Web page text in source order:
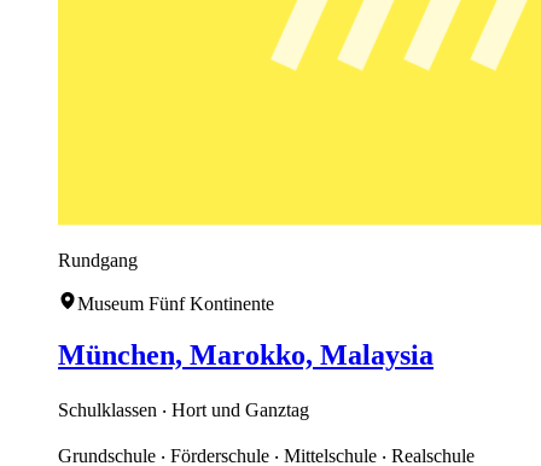
Rundgang
Museum Fünf Kontinente
München, Marokko, Malaysia
Schulklassen ‧ Hort und Ganztag
Grundschule ‧ Förderschule ‧ Mittelschule ‧ Realschule